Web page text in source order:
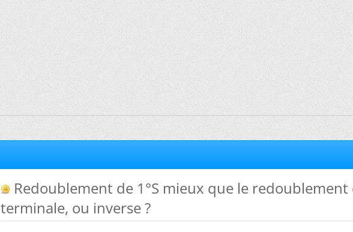
Redoublement de 1°S mieux que le redoublement
terminale, ou inverse ?